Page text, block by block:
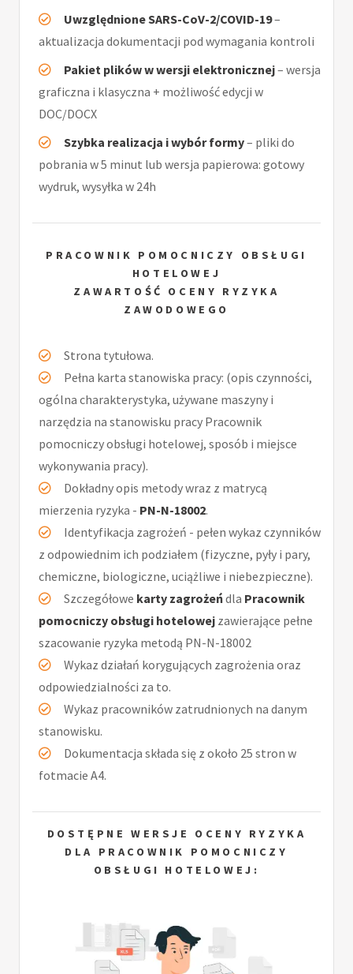
Uwzględnione SARS-CoV-2/COVID-19–
aktualizacja dokumentacji pod wymagania kontroli
Pakiet plików w wersji elektronicznej– wersja
graficzna i klasyczna + możliwość edycji w
DOC/DOCX
Szybka realizacja i wybór formy– pliki do
pobrania w 5 minut lub wersja papierowa: gotowy
wydruk, wysyłka w 24h
PRACOWNIK POMOCNICZY OBSŁUGI
HOTELOWEJ
ZAWARTOŚĆ OCENY RYZYKA
ZAWODOWEGO
Strona tytułowa.
Pełna karta stanowiska pracy: (opis czynności,
ogólna charakterystyka, używane maszyny i
narzędzia na stanowisku pracy Pracownik
pomocniczy obsługi hotelowej, sposób i miejsce
wykonywania pracy).
Dokładny opis metody wraz z matrycą
mierzenia ryzyka - PN-N-18002.
Identyfikacja zagrożeń - pełen wykaz czynników
z odpowiednim ich podziałem (fizyczne, pyły i pary,
chemiczne, biologiczne, uciążliwe i niebezpieczne).
Szczegółowe karty zagrożeńdla Pracownik
pomocniczy obsługi hotelowej zawierające pełne
szacowanie ryzyka metodą PN-N-18002
Wykaz działań korygujących zagrożenia oraz
odpowiedzialności za to.
Wykaz pracowników zatrudnionych na danym
stanowisku.
Dokumentacja składa się z około 25 stron w
fotmacie A4.
DOSTĘPNE WERSJE OCENY RYZYKA
DLA PRACOWNIK POMOCNICZY
OBSŁUGI HOTELOWEJ: